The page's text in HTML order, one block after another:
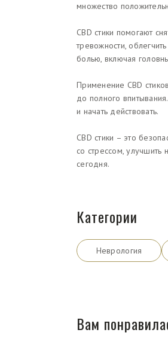
множество
CBD стики помогают
тревожности,
болью, включая
Применение CBD
до полного
и начать действовать.
CBD стики – это
со стрессом, улучшить
сегодня.
Категории
Неврология
Вам